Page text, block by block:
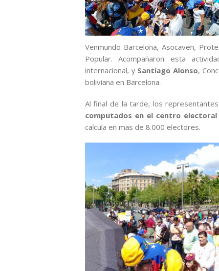
Venmundo Barcelona, Asocaven,
Popular. Acompañaron esta
internacional, y Santiago Alonso,
boliviana en Barcelona.
Al final de la tarde, los
computados en el centro
calcula en mas de 8.000 electores.